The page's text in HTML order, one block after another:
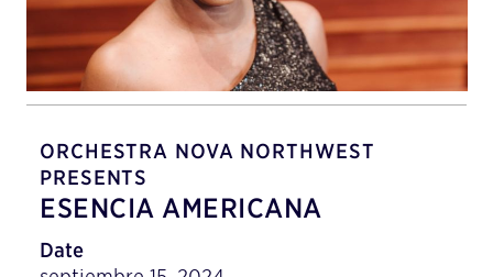
ORCHESTRA NOVA NORTHWEST
PRESENTS
ESENCIA AMERICANA
Date